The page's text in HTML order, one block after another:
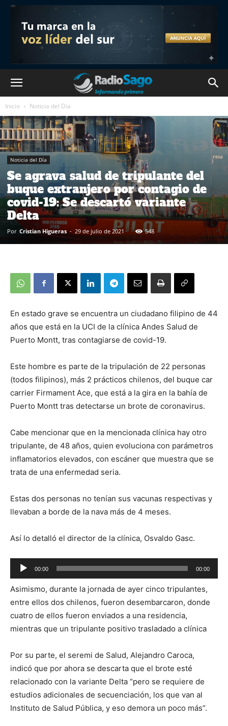
Inicio Noticia del Día
Noticia del Día
Se agrava salud de tripulante del
buque extranjero por contagio de
covid-19: Se descartó variante
Delta
Por Cristian Higueras - 29 de julio de 2021 548
En estado grave se encuentra un ciudadano filipino de 44
años que está en la UCI de la clínica Andes Salud de
Puerto Montt, tras contagiarse de covid-19.
Este hombre es parte de la tripulación de 22 personas
(todos filipinos), más 2 prácticos chilenos, del buque car
carrier Firmament Ace, que está a la gira en la bahía de
Puerto Montt tras detectarse un brote de coronavirus.
Cabe mencionar que en la mencionada clínica hay otro
tripulante, de 48 años, quien evoluciona con parámetros
inflamatorios elevados, con escáner que muestra que se
trata de una enfermedad seria.
Estas dos personas no tenían sus vacunas respectivas y
llevaban a borde de la nava más de 4 meses.
Así lo detalló el director de la clínica, Osvaldo Gasc.
Reproductor
de
audio
00:00 00:00
Asimismo, durante la jornada de ayer cinco tripulantes,
entre ellos dos chilenos, fueron desembarcaron, donde
cuatro de ellos fueron enviados a una residencia,
mientras que un tripulante positivo trasladado a clínica
Por su parte, el seremi de Salud, Alejandro Caroca,
indicó que por ahora se descarta que el brote esté
relacionado con la variante Delta “pero se requiere de
estudios adicionales de secuenciación, los que van al
Instituto de Salud Pública, y eso demora un poco más”.